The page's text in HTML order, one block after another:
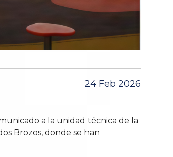
24 Feb 2026
a la unidad técnica de la
Brozos, donde se han